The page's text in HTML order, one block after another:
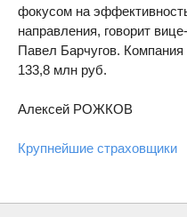
фокусом на
направления, говорит
Павел Барчугов.
133,8 млн руб.
Алексей РОЖКОВ
Крупнейшие страховщики